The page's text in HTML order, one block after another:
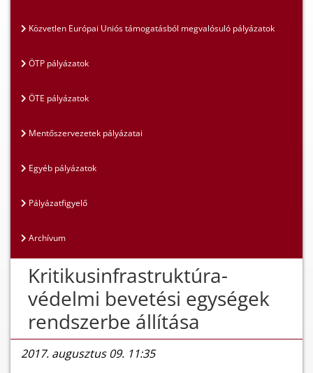
Közvetlen Európai Uniós támogatásból megvalósuló pályázatok
ÖTP pályázatok
ÖTE pályázatok
Mentőszervezetek pályázatai
Egyéb pályázatok
Pályázatfigyelő
Archívum
Kritikusinfrastruktúra-
védelmi bevetési egységek
rendszerbe állítása
2017. augusztus 09. 11:35